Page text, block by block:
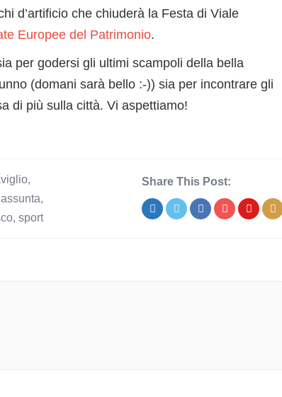
d’artificio che chiuderà la Festa di Viale
Europee del Patrimonio.
per godersi gli ultimi scampoli della bella
(domani sarà bello :-)) sia per incontrare gli
di più sulla città. Vi aspettiamo!
,
,
, sport
Share This Post: